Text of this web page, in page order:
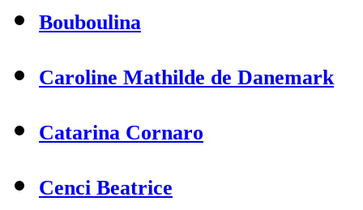
Bouboulina
Caroline Mathilde de Danemark
Catarina Cornaro
Cenci Beatrice